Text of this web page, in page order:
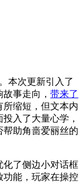
本次更新引入了
事走向， 带来了
缩短，但文本内
入了大量心学，
助角啬爱丽丝的
化了侧边小对话框
功能，玩家在操控